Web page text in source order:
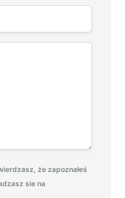
że zapoznałeś
sie na